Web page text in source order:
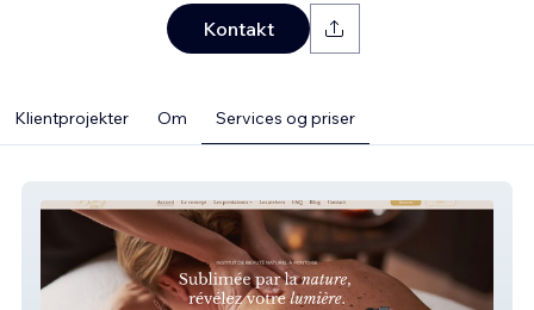
Kontakt
Klientprojekter Om Services og priser